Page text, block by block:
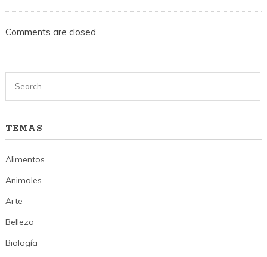
Comments are closed.
TEMAS
Alimentos
Animales
Arte
Belleza
Biología